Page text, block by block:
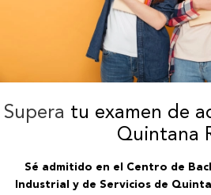
Supera tu examen de
Quintana
Sé admitido en el Centro de
Industrial y de Servicios de